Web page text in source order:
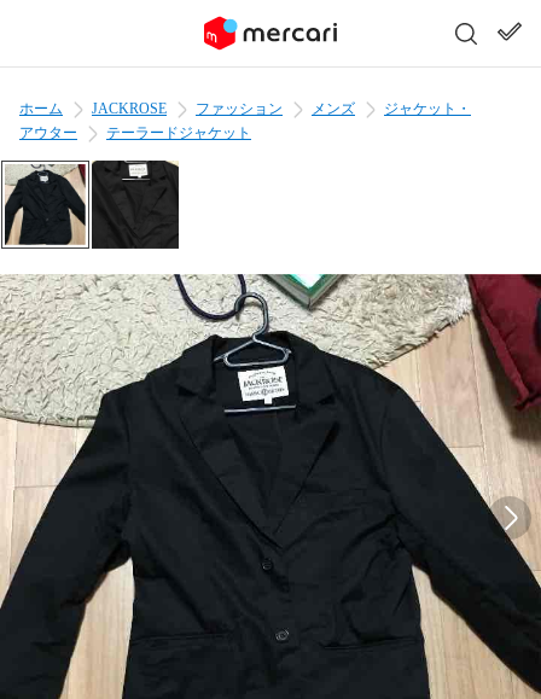
ホーム JACKROSE ファッション メンズ
ジャケット・
アウター
テーラードジャケット